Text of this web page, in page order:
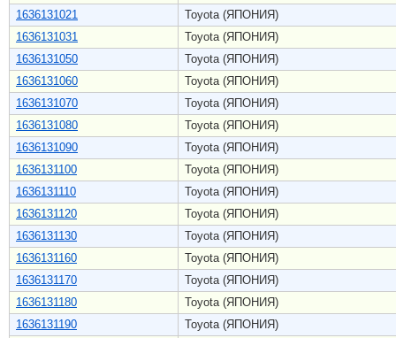
1636131021
Toyota (ЯПОНИЯ)
1636131031
Toyota (ЯПОНИЯ)
1636131050
Toyota (ЯПОНИЯ)
1636131060
Toyota (ЯПОНИЯ)
1636131070
Toyota (ЯПОНИЯ)
1636131080
Toyota (ЯПОНИЯ)
1636131090
Toyota (ЯПОНИЯ)
1636131100
Toyota (ЯПОНИЯ)
1636131110
Toyota (ЯПОНИЯ)
1636131120
Toyota (ЯПОНИЯ)
1636131130
Toyota (ЯПОНИЯ)
1636131160
Toyota (ЯПОНИЯ)
1636131170
Toyota (ЯПОНИЯ)
1636131180
Toyota (ЯПОНИЯ)
1636131190
Toyota (ЯПОНИЯ)